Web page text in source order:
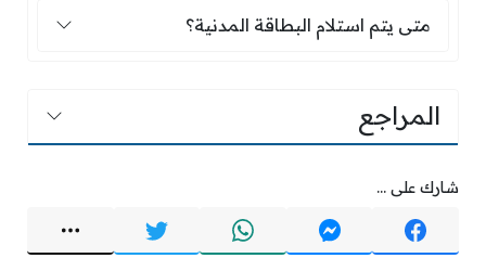
متى يتم استلام البطاقة المدنية؟
متى يتم استلام البطاقة المدنية؟
المراجع
شارك على ...